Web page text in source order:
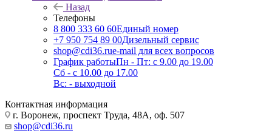
Назад
Телефоны
8 800 333 60 60Единый номер
+7 950 754 89 00Дизельный сервис
shop@cdi36.rue-mail для всех вопросов
График работыПн - Пт: с 9.00 до 19.00
Сб - с 10.00 до 17.00
Вс: - выходной
Контактная информация
г. Воронеж, проспект Труда, 48А, оф. 507
shop@cdi36.ru